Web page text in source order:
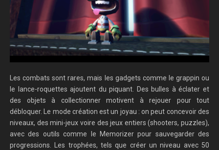
Les combats sont rares, mais les gadgets comme le grappin ou
le lance-roquettes ajoutent du piquant. Des bulles à éclater et
des objets à collectionner motivent à rejouer pour tout
débloquer. Le mode création est un joyau : on peut concevoir des
niveaux, des mini-jeux voire des jeux entiers (shooters, puzzles),
avec des outils comme le Memorizer pour sauvegarder des
progressions. Les trophées, tels que créer un niveau avec 50